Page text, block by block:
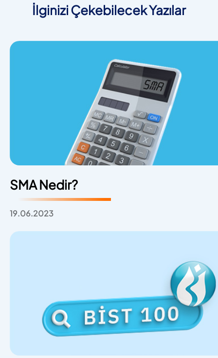
İlginizi Çekebilecek Yazılar
SMA Nedir?
19.06.2023